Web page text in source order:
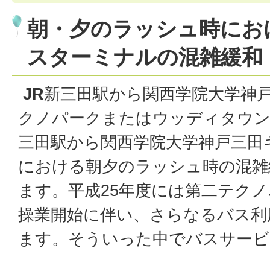
朝・夕のラッシュ時に
スターミナルの混雑緩和
JR新三田駅から関西学院大学神
クノパークまたはウッディタウ
三田駅から関西学院大学神戸三
における朝夕のラッシュ時の混
ます。平成25年度には第二テク
操業開始に伴い、さらなるバス
ます。そういった中でバスサー